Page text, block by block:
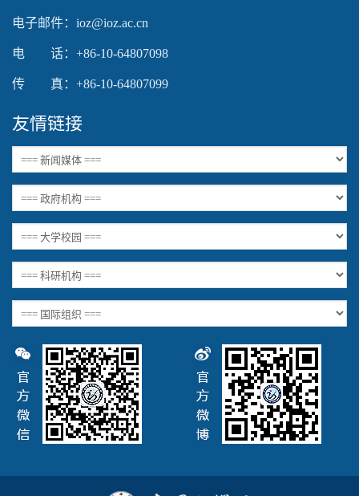
电子邮件：ioz@ioz.ac.cn
电 话：+86-10-64807098
传 真：+86-10-64807099
友情链接